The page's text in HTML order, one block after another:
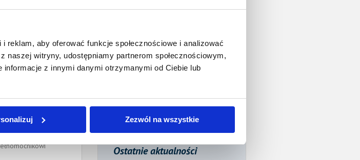
aby oferować funkcje społecznościowe i analizować
witryny, udostępniamy partnerom społecznościowym,
z innymi danymi otrzymanymi od Ciebie lub
Zezwól na wszystkie
Adwokat
pełnomocnika
Ostatnie aktualności